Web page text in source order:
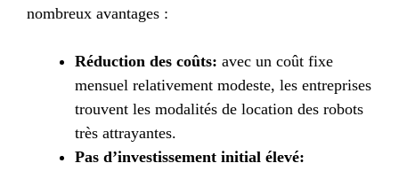
nombreux avantages :
Réduction des coûts: avec un coût fixe
mensuel relativement modeste, les entreprises
trouvent les modalités de location des robots
très attrayantes.
Pas d’investissement initial élevé: